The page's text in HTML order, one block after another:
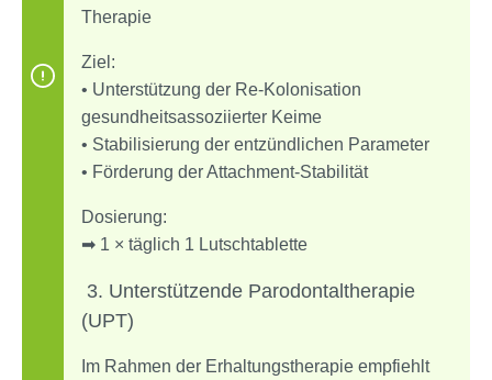
Therapie
Ziel:
• Unterstützung der Re-Kolonisation
gesundheitsassoziierter Keime
• Stabilisierung der entzündlichen Parameter
• Förderung der Attachment-Stabilität
Dosierung:
➡ 1 × täglich 1 Lutschtablette
3️. Unterstützende Parodontaltherapie
(UPT)
Im Rahmen der Erhaltungstherapie empfiehlt